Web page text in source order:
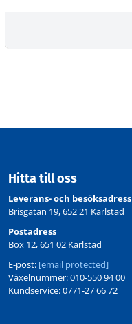
Hitta till oss
Leverans- och besöksadress
Brisgatan 19, 652 21 Karlstad
Postadress
Box 12, 651 02 Karlstad
E-post: [email protected]
Växelnummer: 010-550 94 00
Kundservice: 0771-27 66 72